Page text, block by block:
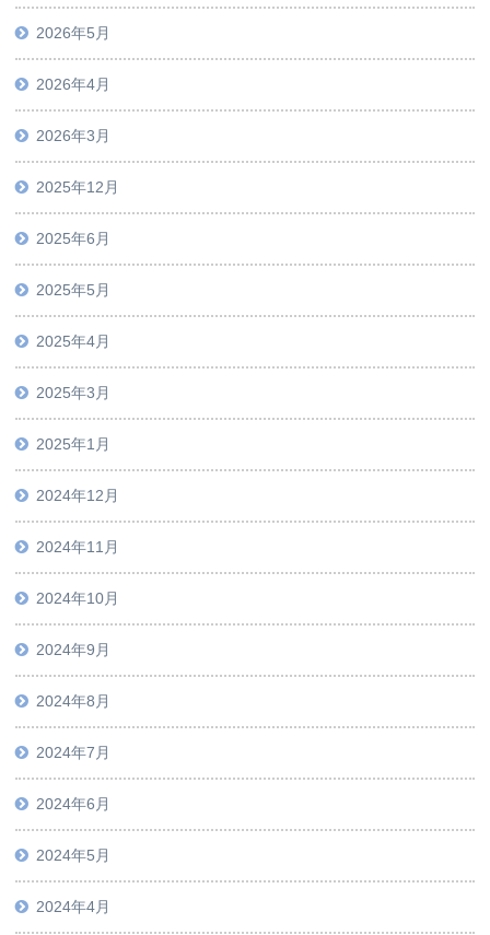
2026年5月
2026年4月
2026年3月
2025年12月
2025年6月
2025年5月
2025年4月
2025年3月
2025年1月
2024年12月
2024年11月
2024年10月
2024年9月
2024年8月
2024年7月
2024年6月
2024年5月
2024年4月